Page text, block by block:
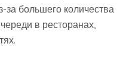
за большего количества
в ресторанах,